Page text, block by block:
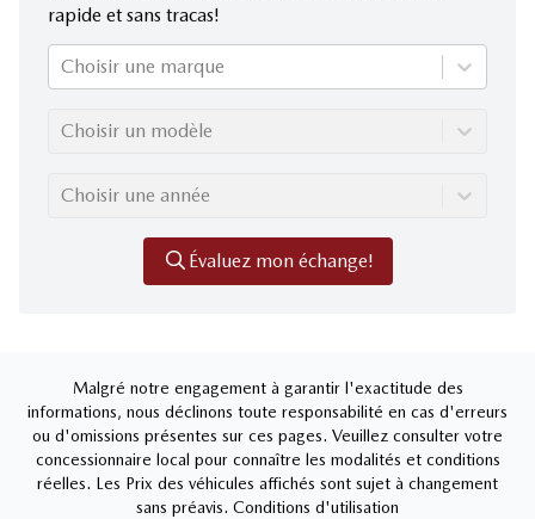
rapide et sans tracas!
Choisir une marque
Choisir un modèle
Choisir une année
Évaluez mon échange!
Malgré notre engagement à garantir l'exactitude des
informations, nous déclinons toute responsabilité en cas d'erreurs
ou d'omissions présentes sur ces pages. Veuillez consulter votre
concessionnaire local pour connaître les modalités et conditions
réelles. Les Prix des véhicules affichés sont sujet à changement
sans préavis. Conditions d'utilisation